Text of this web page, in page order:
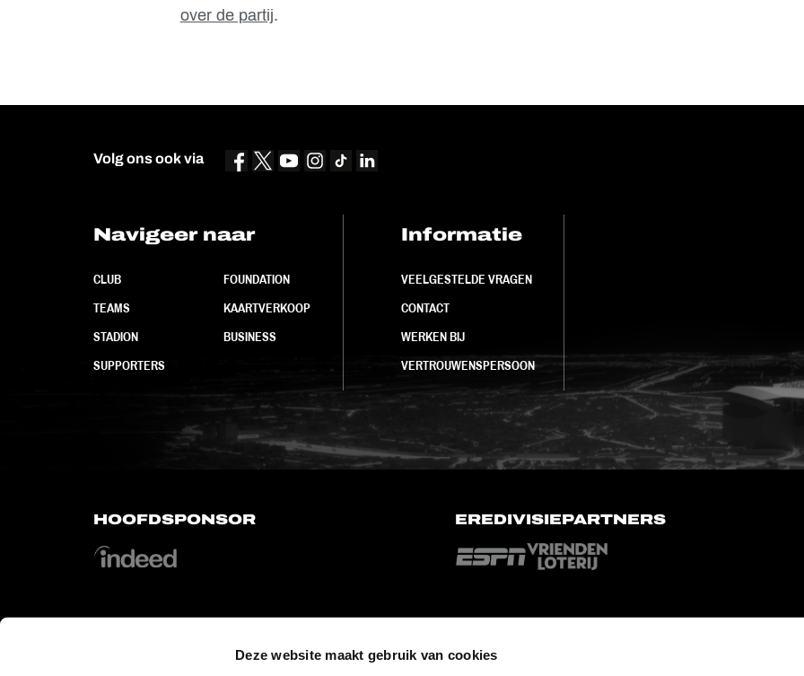
Deze website maakt gebruik van cookies
over de partij.
Volg ons ook via
Navigeer naar
CLUB
TEAMS
STADION
SUPPORTERS
FOUNDATION
KAARTVERKOOP
BUSINESS
Informatie
VEELGESTELDE VRAGEN
CONTACT
WERKEN BIJ
VERTROUWENSPERSOON
HOOFDSPONSOR EREDIVISIEPARTNERS
OFFICIAL PARTNERS